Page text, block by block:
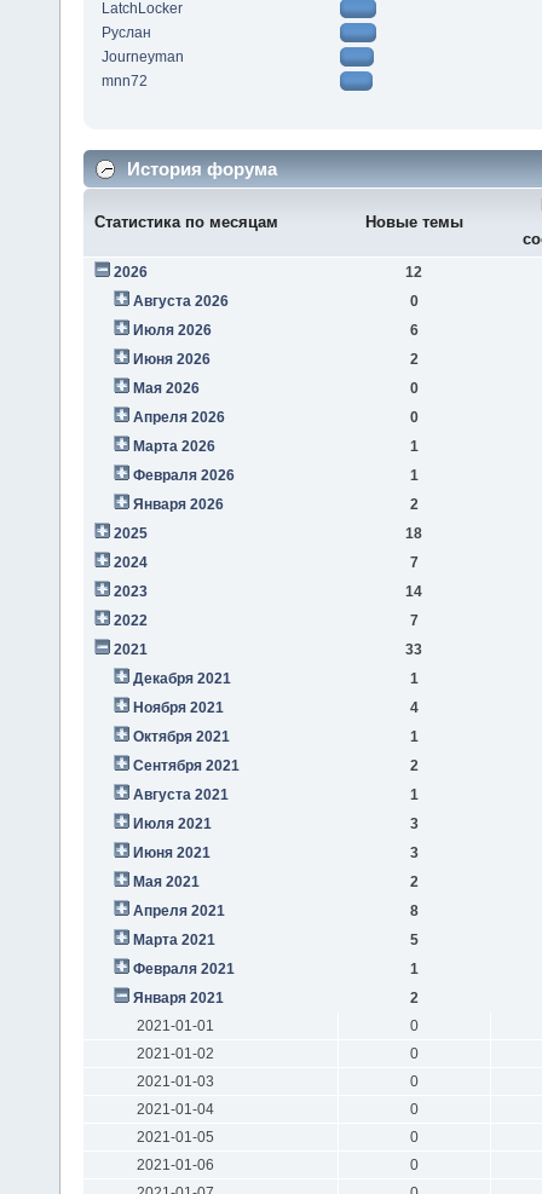
LatchLocker
Руслан
Journeyman
mnn72
История форума
Статистика по месяцам Новые темы
2026
12
Августа 2026
0
Июля 2026
6
Июня 2026
2
Мая 2026
0
Апреля 2026
0
Марта 2026
1
Февраля 2026
1
Января 2026
2
2025
18
2024
7
2023
14
2022
7
2021
33
Декабря 2021
1
Ноября 2021
4
Октября 2021
1
Сентября 2021
2
Августа 2021
1
Июля 2021
3
Июня 2021
3
Мая 2021
2
Апреля 2021
8
Марта 2021
5
Февраля 2021
1
Января 2021
2
2021-01-01
0
2021-01-02
0
2021-01-03
0
2021-01-04
0
2021-01-05
0
2021-01-06
0